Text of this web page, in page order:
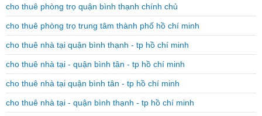
cho thuê phòng trọ quận bình thạnh chính chủ
cho thuê phòng trọ trung tâm thành phố hồ chí minh
cho thuê nhà tại quận bình thạnh - tp hồ chí minh
cho thuê nhà tại - quận bình tân - tp hồ chí minh
cho thuê nhà tại quận bình tân - tp hồ chí minh
cho thuê nhà tại - quận bình thạnh - tp hồ chí minh